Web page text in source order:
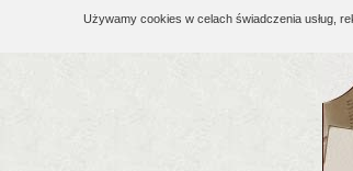
Używamy cookies w celach świadczenia usług,